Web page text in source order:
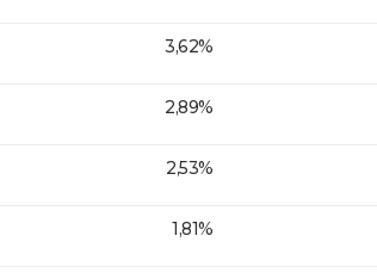
3,62%
2,89%
2,53%
1,81%